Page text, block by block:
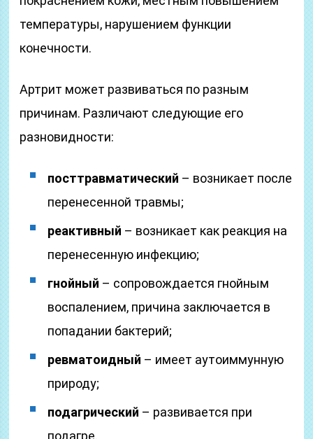
температуры, нарушением функции
конечности.
Артрит может развиваться по разным
причинам. Различают следующие его
разновидности:
посттравматический – возникает после
перенесенной травмы;
реактивный – возникает как реакция на
перенесенную инфекцию;
гнойный – сопровождается гнойным
воспалением, причина заключается в
попадании бактерий;
ревматоидный – имеет аутоиммунную
природу;
подагрический – развивается при
подагре.